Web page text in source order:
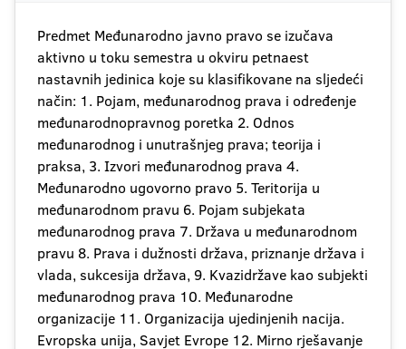
Predmet Međunarodno javno pravo se izučava
aktivno u toku semestra u okviru petnaest
nastavnih jedinica koje su klasifikovane na sljedeći
način: 1. Pojam, međunarodnog prava i određenje
međunarodnopravnog poretka 2. Odnos
međunarodnog i unutrašnjeg prava; teorija i
praksa, 3. Izvori međunarodnog prava 4.
Međunarodno ugovorno pravo 5. Teritorija u
međunarodnom pravu 6. Pojam subjekata
međunarodnog prava 7. Država u međunarodnom
pravu 8. Prava i dužnosti država, priznanje država i
vlada, sukcesija država, 9. Kvazidržave kao subjekti
međunarodnog prava 10. Međunarodne
organizacije 11. Organizacija ujedinjenih nacija.
Evropska unija, Savjet Evrope 12. Mirno rješavanje